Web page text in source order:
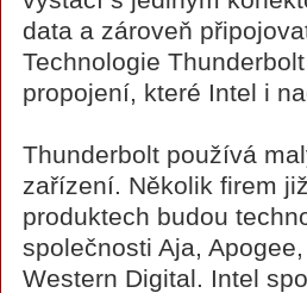
data a zároveň
Technologie
propojení, které Intel i
Thunderbolt používá
zařízení. Několik firem
produktech budou
společnosti Aja,
Western Digital. Intel